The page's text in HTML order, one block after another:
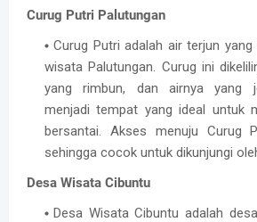
Curug Putri Palutungan
Curug Putri adalah air terjun
wisata Palutungan. Curug ini
yang rimbun, dan airnya yang
menjadi tempat yang ideal untuk
bersantai. Akses menuju Curug
sehingga cocok untuk dikunjungi
Desa Wisata Cibuntu
Desa Wisata Cibuntu adalah